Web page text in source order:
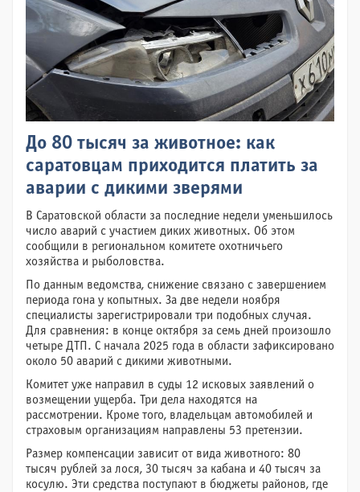
До 80 тысяч за животное: как
саратовцам приходится платить за
аварии с дикими зверями
В Саратовской области за последние недели уменьшилось
число аварий с участием диких животных. Об этом
сообщили в региональном комитете охотничьего
хозяйства и рыболовства.
По данным ведомства, снижение связано с завершением
периода гона у копытных. За две недели ноября
специалисты зарегистрировали три подобных случая.
Для сравнения: в конце октября за семь дней произошло
четыре ДТП. С начала 2025 года в области зафиксировано
около 50 аварий с дикими животными.
Комитет уже направил в суды 12 исковых заявлений о
возмещении ущерба. Три дела находятся на
рассмотрении. Кроме того, владельцам автомобилей и
страховым организациям направлены 53 претензии.
Размер компенсации зависит от вида животного: 80
тысяч рублей за лося, 30 тысяч за кабана и 40 тысяч за
косулю. Эти средства поступают в бюджеты районов, где